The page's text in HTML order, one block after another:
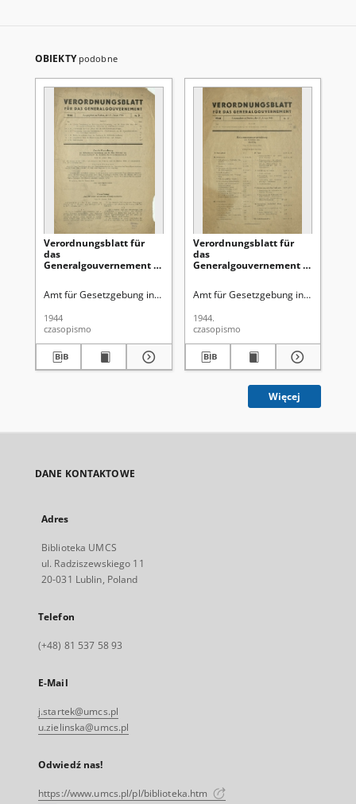
OBIEKTY podobne
Verordnungsblatt für
das
Generalgouvernement /
Regierung des
1944, Nr 3 (31 Januar)
Amt für Gesetzgebung in der Regierung des Generalgouverneurs
1944
czasopismo
Verordnungsblatt für
das
Generalgouvernement /
Regierung des
1944, Nr 2 (27 Januar)
Amt für Gesetzgebung in der
1944.
czasopismo
Więcej
DANE KONTAKTOWE
Adres
Biblioteka UMCS
ul. Radziszewskiego 11
20-031 Lublin, Poland
Telefon
(+48) 81 537 58 93
E-Mail
j.startek@umcs.pl
u.zielinska@umcs.pl
Odwiedź nas!
https://www.umcs.pl/pl/biblioteka.htm